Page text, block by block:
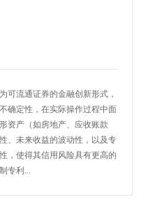
可流通证券的金融创新形式，
确定性，在实际操作过程中面
资产（如房地产、应收账款
、未来收益的波动性，以及专
，使得其信用风险具有更高的
专利...